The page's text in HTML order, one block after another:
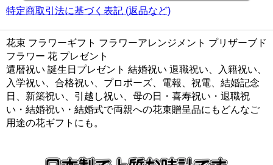
特定商取引法に基づく表記 (返品など)
花束 フラワーギフト フラワーアレンジメント プリザーブド
フラワー 花 プレゼント
還暦祝い 誕生日プレゼント 結婚祝い 退職祝い、入籍祝い、
入学祝い、合格祝い、プロポーズ、電報、祝電、結婚記念
日、新築祝い、引越し祝い、母の日・喜寿祝い・退職祝
い・結婚祝い・結婚式で両親への花束贈呈品にもどんなご
用途の花ギフトにも。